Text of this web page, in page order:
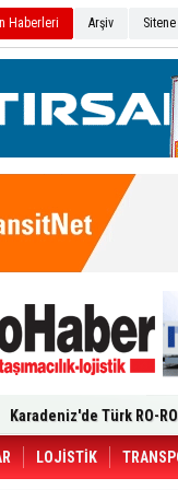
Haberleri Arşiv
Ege Bölgesi'nin ilk
Durumu Ağır
Turhan Özen Saudia
Turkish Cargo’dan
Renault Trucks T 480
LOJİSTİK